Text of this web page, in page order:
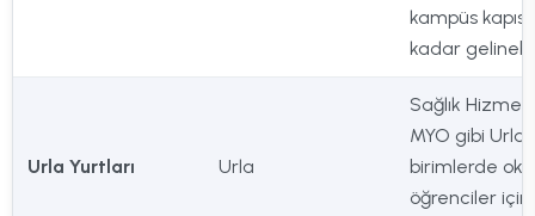
kampüs
kadar
Urla Yurtları Urla
Sağlık
MYO gibi
birimlerde
öğrenciler için